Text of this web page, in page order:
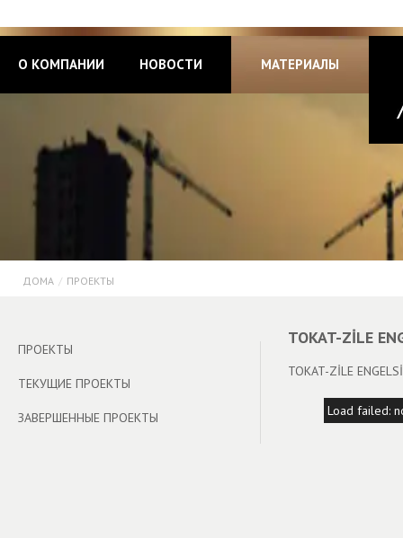
О КОМПАНИИ НОВОСТИ МАТЕРИАЛЫ
ДОМА / ПРОЕКТЫ
ПРОЕКТЫ
ТЕКУЩИЕ ПРОЕКТЫ
ЗАВЕРШЕННЫЕ ПРОЕКТЫ
TOKAT-ZİLE
TOKAT-ZİLE
Load failed: